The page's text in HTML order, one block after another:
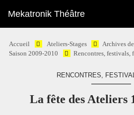
Mekatronik Théâtre
Accueil Ateliers-Stages
Archives
Saison 2009-2010
Rencontres, festivals,
RENCONTRES,
La fête des Ateliers